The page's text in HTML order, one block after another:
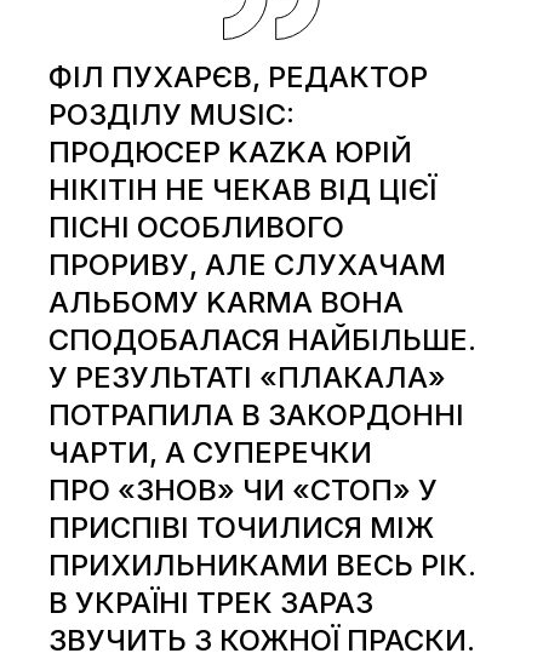
ФІЛ ПУХАРЄВ, РЕДАКТОР
РОЗДІЛУ MUSIC:
ПРОДЮСЕР KAZKA ЮРІЙ
НІКІТІН НЕ ЧЕКАВ ВІД ЦІЄЇ
ПІСНІ ОСОБЛИВОГО
ПРОРИВУ, АЛЕ СЛУХАЧАМ
АЛЬБОМУ KARMA ВОНА
СПОДОБАЛАСЯ НАЙБІЛЬШЕ.
У РЕЗУЛЬТАТІ «ПЛАКАЛА»
ПОТРАПИЛА В ЗАКОРДОННІ
ЧАРТИ, А СУПЕРЕЧКИ
ПРО «ЗНОВ» ЧИ «СТОП» У
ПРИСПІВІ ТОЧИЛИСЯ МІЖ
ПРИХИЛЬНИКАМИ ВЕСЬ РІК.
В УКРАЇНІ ТРЕК ЗАРАЗ
ЗВУЧИТЬ З КОЖНОЇ ПРАСКИ.